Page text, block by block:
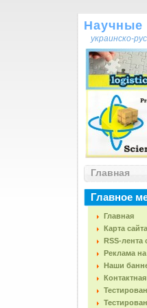
Научные
украинско-
Главная
Главное
Главная
Карта сайта
RSS-лента
Реклама на
Наши